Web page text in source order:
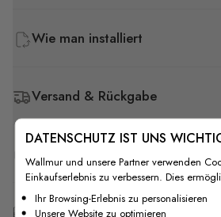
Wie man installiert
Versand & Rückgabe
F.A.Q
Kostenlose Anpassung
DATENSCHUTZ IST UNS
Wallmur und unsere Partner verwenden
Einkaufserlebnis zu verbessern. Dies
Ihr Browsing-Erlebnis zu personalisieren
Unsere Website zu optimieren